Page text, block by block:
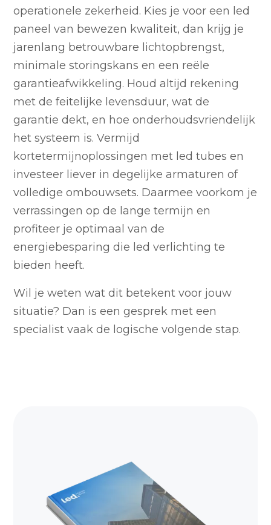
operationele zekerheid. Kies je voor een led
paneel van bewezen kwaliteit, dan krijg je
jarenlang betrouwbare lichtopbrengst,
minimale storingskans en een reële
garantieafwikkeling. Houd altijd rekening
met de feitelijke levensduur, wat de
garantie dekt, en hoe onderhoudsvriendelijk
het systeem is. Vermijd
kortetermijnoplossingen met led tubes en
investeer liever in degelijke armaturen of
volledige ombouwsets. Daarmee voorkom je
verrassingen op de lange termijn en
profiteer je optimaal van de
energiebesparing die led verlichting te
bieden heeft.
Wil je weten wat dit betekent voor jouw
situatie? Dan is een gesprek met een
specialist vaak de logische volgende stap.